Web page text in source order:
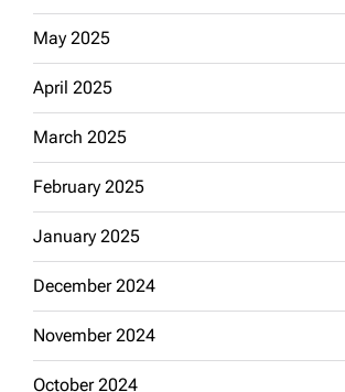
May 2025
April 2025
March 2025
February 2025
January 2025
December 2024
November 2024
October 2024